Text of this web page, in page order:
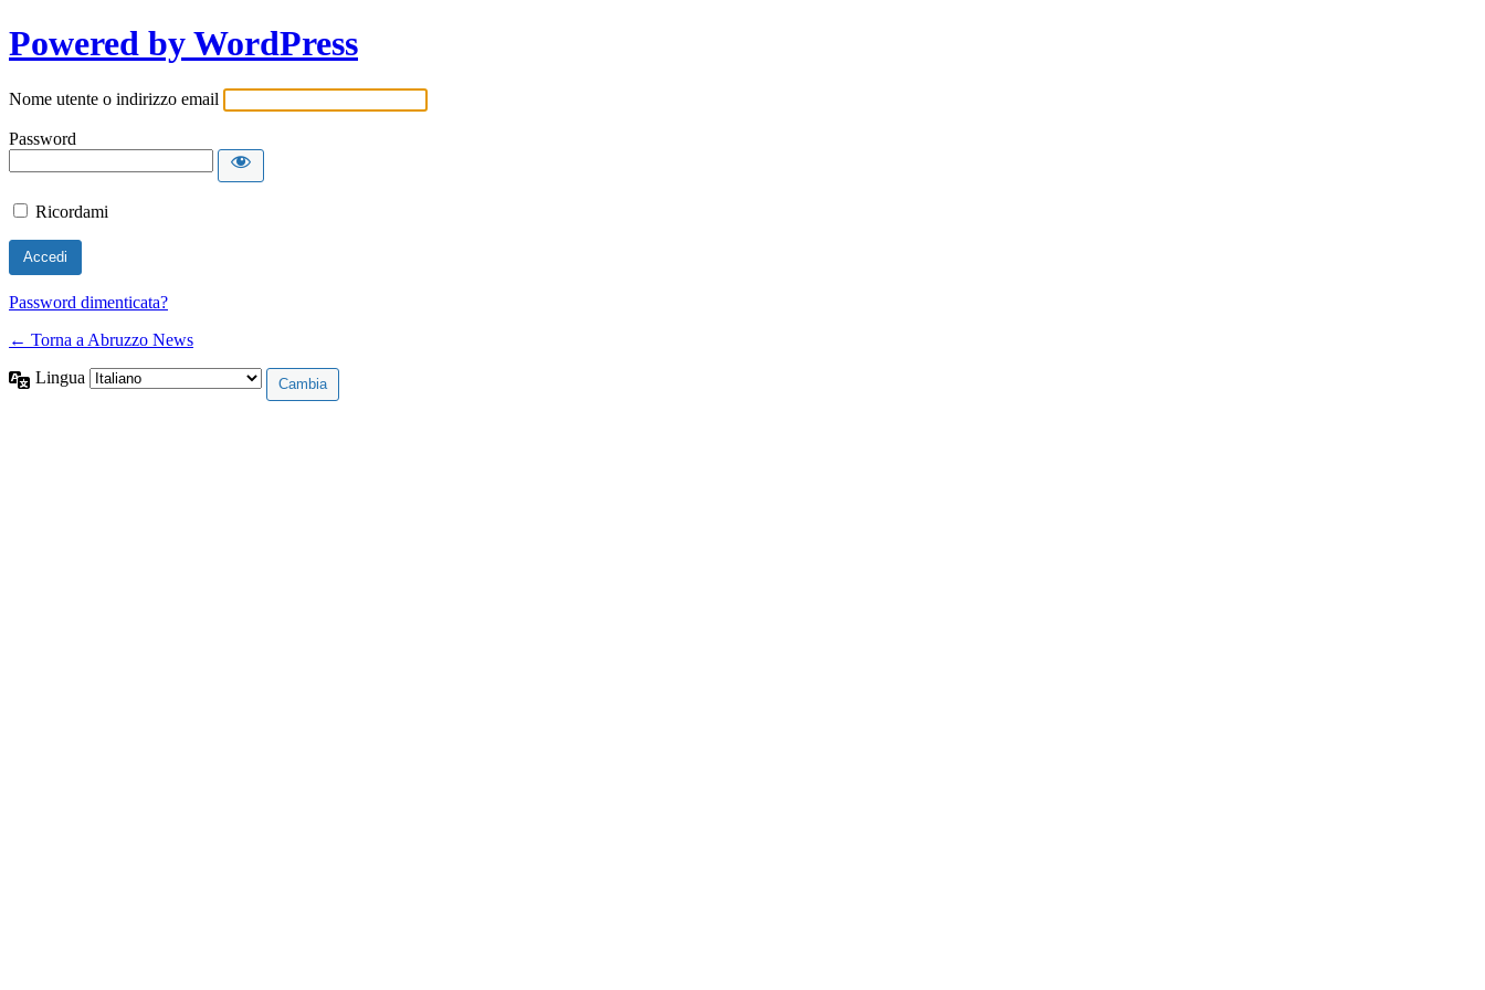
Powered by WordPress
Nome utente o indirizzo email
Password
Ricordami
Password dimenticata?
← Torna a Abruzzo News
Lingua